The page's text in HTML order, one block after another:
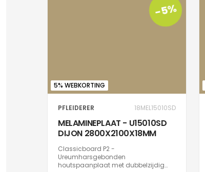
-5%
5% WEBKORTING
PFLEIDERER 18MEL15010SD
MELAMINEPLAAT - U15010SD
DIJON 2800X2100X18MM
Classicboard P2 -
Ureumharsgebonden
houtspaanplaat met dubbelzijdig